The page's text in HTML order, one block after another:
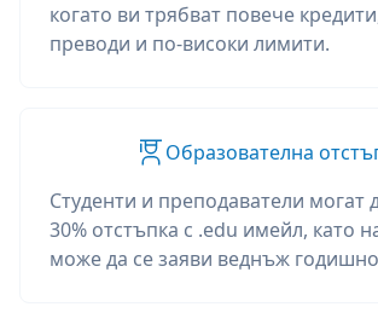
когато ви трябват повече
преводи и по-високи лимити.
Образователна
Студенти и преподаватели могат
30% отстъпка с .edu имейл, като
може да се заяви веднъж